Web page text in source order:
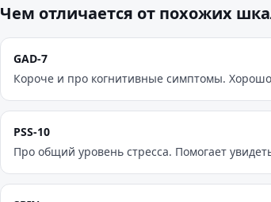
Чем отличается от похожих
GAD-7
Короче и про когнитивные симптомы. Хорошо
PSS-10
Про общий уровень стресса. Помогает